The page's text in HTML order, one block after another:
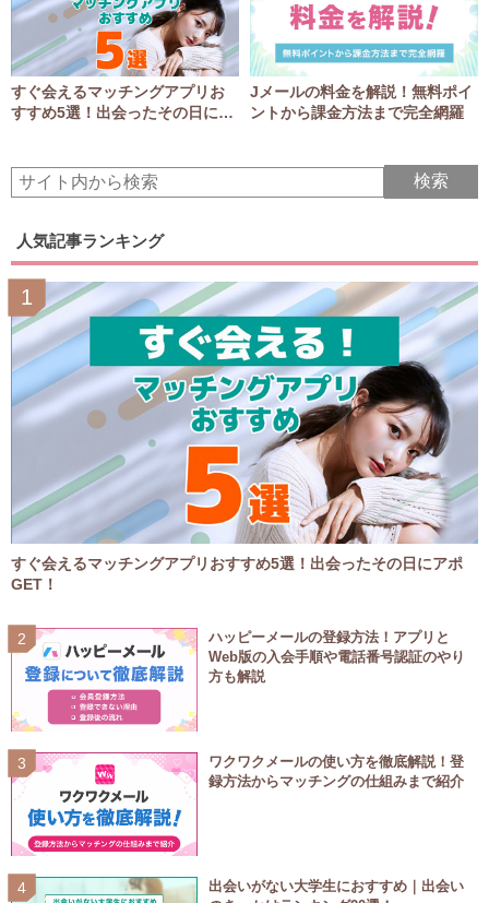
すぐ会えるマッチングアプリお
すすめ5選！出会ったその日にア
Jメールの料金を解説！無料ポイ
ントから課金方法まで完全網羅
人気記事ランキング
すぐ会えるマッチングアプリおすすめ5選！出会ったその日にアポ
GET！
ハッピーメールの登録方法！アプリと
Web版の入会手順や電話番号認証のやり
方も解説
ワクワクメールの使い方を徹底解説！登
録方法からマッチングの仕組みまで紹介
出会いがない大学生におすすめ｜出会い